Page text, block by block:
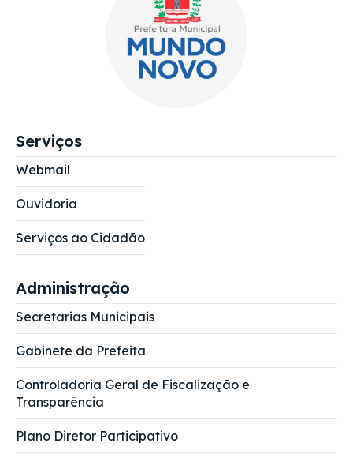
Serviços
Webmail
Ouvidoria
Serviços ao Cidadão
Administração
Secretarias Municipais
Gabinete da Prefeita
Controladoria Geral de Fiscalização e
Transparência
Plano Diretor Participativo